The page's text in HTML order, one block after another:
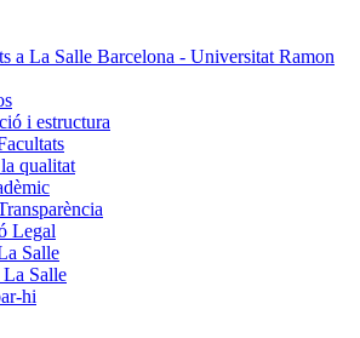
a La Salle Barcelona - Universitat Ramon
i estructura
qualitat
Legal
Salle
La Salle
hi